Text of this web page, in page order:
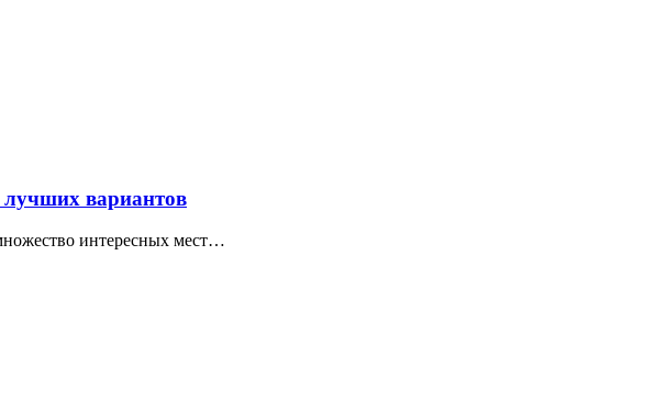
лучших вариантов
интересных мест…